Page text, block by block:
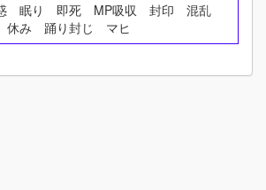
眠り 即死 MP吸収 封印 混乱
み 踊り封じ マヒ